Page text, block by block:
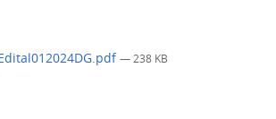
— 238 KB